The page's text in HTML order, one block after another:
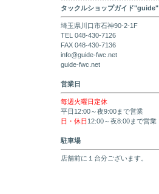
タックルショップガイド"guide"
埼玉県川口市石神90-2-1F
TEL 048-430-7126
FAX 048-430-7136
info@guide-fwc.net
guide-fwc.net
営業日
毎週火曜日定休
平日12:00～夜9:00まで営業
日・休日 12:00～夜8:00まで営業
駐車場
店舗前に１台分ございます。